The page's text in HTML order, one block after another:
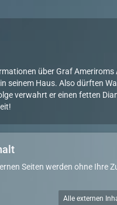
über Graf
seinem Haus. Also dürften
verwahrt er einen fetten
Seiten werden ohne Ihre
Alle externen